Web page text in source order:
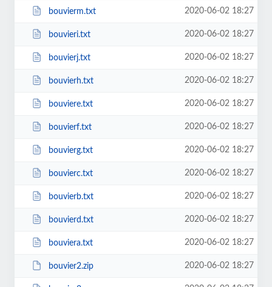
bouvierm.txt 2020-06-02 18:27
bouvieri.txt 2020-06-02 18:27
bouvierj.txt 2020-06-02 18:27
bouvierh.txt 2020-06-02 18:27
bouviere.txt 2020-06-02 18:27
bouvierf.txt 2020-06-02 18:27
bouvierg.txt 2020-06-02 18:27
bouvierc.txt 2020-06-02 18:27
bouvierb.txt 2020-06-02 18:27
bouvierd.txt 2020-06-02 18:27
bouviera.txt 2020-06-02 18:27
bouvier2.zip 2020-06-02 18:27